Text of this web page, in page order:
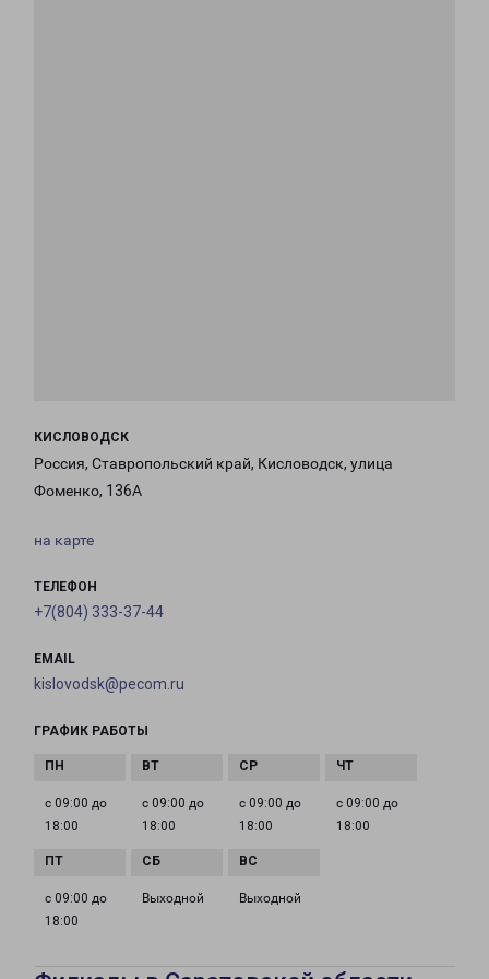
КИСЛОВОДСК
Россия, Ставропольский край, Кисловодск, улица
Фоменко, 136А
на карте
ТЕЛЕФОН
+7(804) 333-37-44
EMAIL
kislovodsk@pecom.ru
ГРАФИК РАБОТЫ
с 09:00 до
18:00
с 09:00 до
18:00
с 09:00 до
18:00
с 09:00 до
18:00
с 09:00 до
18:00
Выходной Выходной